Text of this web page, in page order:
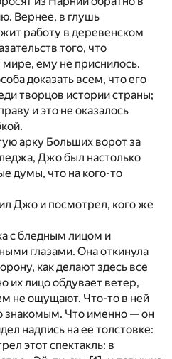
Вернее, в глушь
работу в деревенском
того, что
ему не приснилось.
доказать всем, что его
творцов истории страны;
и это не оказалось
арку Больших ворот за
Джо был настолько
думы, что на кого-то
Джо и посмотрел, кого же
с бледным лицом и
глазами. Она откинула
как делают здесь все
их лицо обдувает ветер,
не ощущают. Что-то в ней
знакомым. Что именно — он
надпись на ее толстовке:
этот спектакль: в